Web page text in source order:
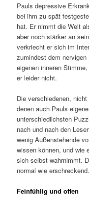
Pauls depressive
bei ihm zu spät
hat. Er nimmt die Welt
aber noch stärker an
verkriecht er sich im
zumindest dem
eigenen inneren
er leider nicht.
Die verschiedenen,
denen auch Pauls
unterschiedlichsten
nach und nach den
wenig Außenstehende
wissen können, und wie
sich selbst wahrnimmt.
normal wie erschreckend.
Feinfühlig und offen